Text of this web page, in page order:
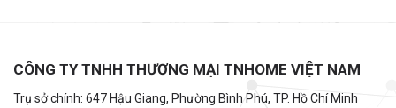
CÔNG TY TNHH THƯƠNG MẠI TNHOME VIỆT NAM
Trụ sở chính: 647 Hậu Giang, Phường Bình Phú, TP. Hồ Chí Minh